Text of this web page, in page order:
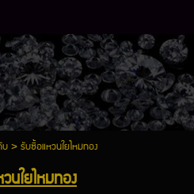
บ> รับซื้อแหวนใยไหมทอง
นใยไหมทอง